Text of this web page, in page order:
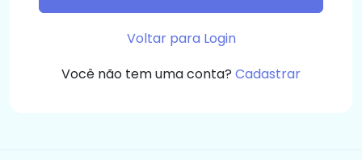
Voltar para Login
Você não tem uma conta? Cadastrar